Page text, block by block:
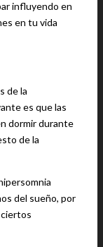
influyendo en
en tu vida
de la
es que las
dormir durante
de la
del sueño, por